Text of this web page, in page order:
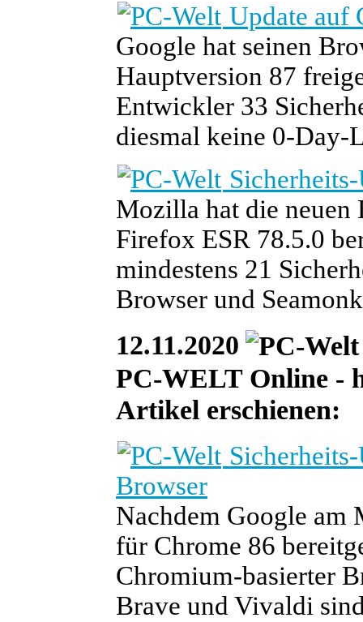
Update auf
Google hat seinen
Hauptversion 87
Entwickler 33
diesmal keine 0-Day-
Mozilla hat die neuen
Firefox ESR 78.5.0
mindestens 21
Browser und
12.11.2020
PC-WELT Online -
Artikel erschienen:
Browser
Nachdem Google am
für Chrome 86
Chromium-basierter
Brave und Vivaldi